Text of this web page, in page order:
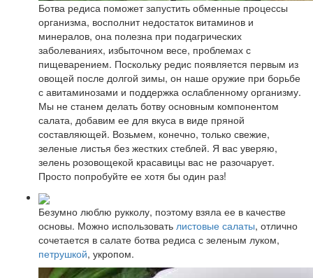
Ботва редиса поможет запустить обменные процессы
организма, восполнит недостаток витаминов и
минералов, она полезна при подагрических
заболеваниях, избыточном весе, проблемах с
пищеварением. Поскольку редис появляется первым из
овощей после долгой зимы, он наше оружие при борьбе
с авитаминозами и поддержка ослабленному организму.
Мы не станем делать ботву основным компонентом
салата, добавим ее для вкуса в виде пряной
составляющей. Возьмем, конечно, только свежие,
зеленые листья без жестких стеблей. Я вас уверяю,
зелень розовощекой красавицы вас не разочарует.
Просто попробуйте ее хотя бы один раз!
Безумно люблю рукколу, поэтому взяла ее в качестве
основы. Можно использовать листовые салаты, отлично
сочетается в салате ботва редиса с зеленым луком,
петрушкой, укропом.